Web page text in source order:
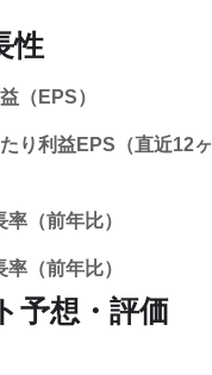
性
（EPS）
り利益EPS（直近12ヶ
（前年比）
（前年比）
予想・評価